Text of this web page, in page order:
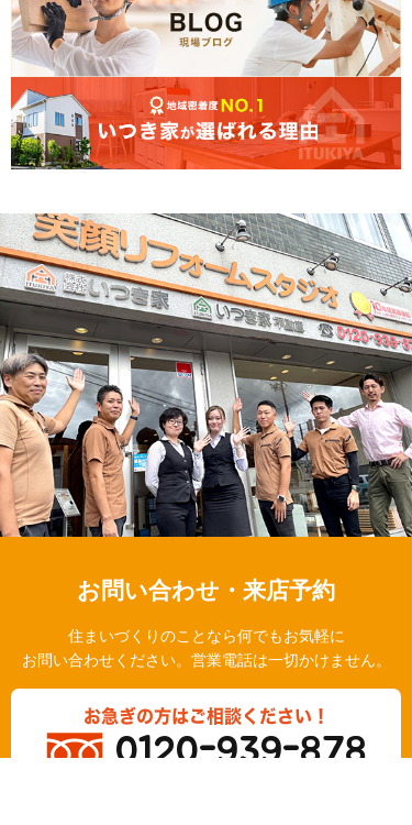
お問い合わせ・来店予約
住まいづくりのことなら何でもお気軽に
お問い合わせください。営業電話は一切かけません。
お急ぎの方はご相談ください！
0120-939-878